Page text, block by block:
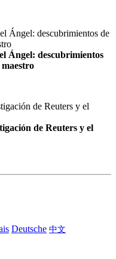
Ángel: descubrimientos
de Reuters y el
Deutsche 中文